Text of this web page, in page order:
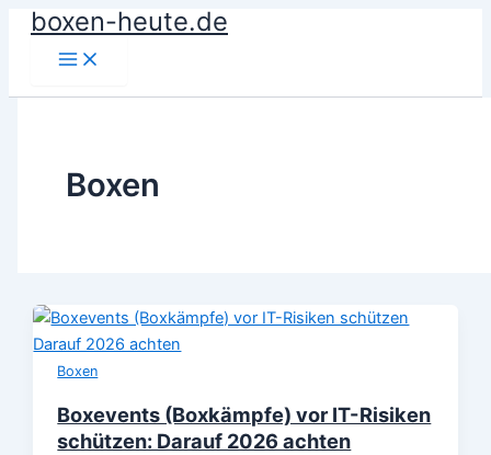
Zumboxen-heute.de
Boxen
Boxen
Boxevents (Boxkämpfe) vor IT-Risiken
schützen: Darauf 2026 achten